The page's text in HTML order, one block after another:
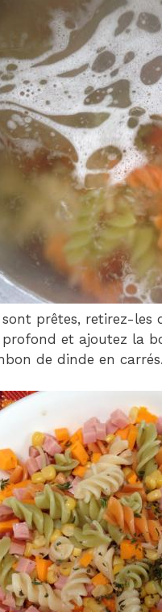
prêtes, retirez-
et ajoutez la
de dinde en carrés.